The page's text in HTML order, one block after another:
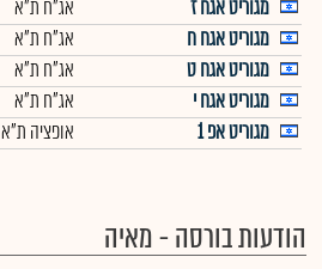
מגוריט אגח ז
אג"ח ת"א
מגוריט אגח ח
אג"ח ת"א
מגוריט אגח ט
אג"ח ת"א
מגוריט אגח י
אג"ח ת"א
מגוריט אפ 1
אופציה ת"א
הודעות בורסה - מאיה